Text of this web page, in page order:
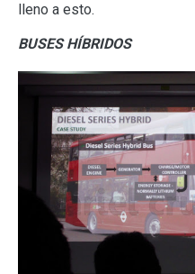
lleno a esto.
BUSES HÍBRIDOS